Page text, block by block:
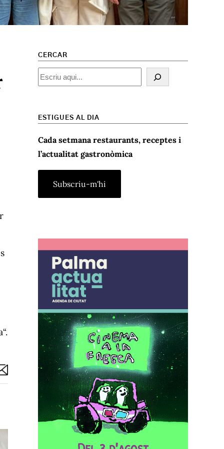
CERCAR
Cercar
ESTIGUES AL DIA
Cada setmana restaurants, receptes i
l’actualitat gastronòmica